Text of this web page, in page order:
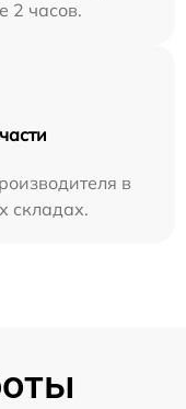
2 часов.
в
складах.